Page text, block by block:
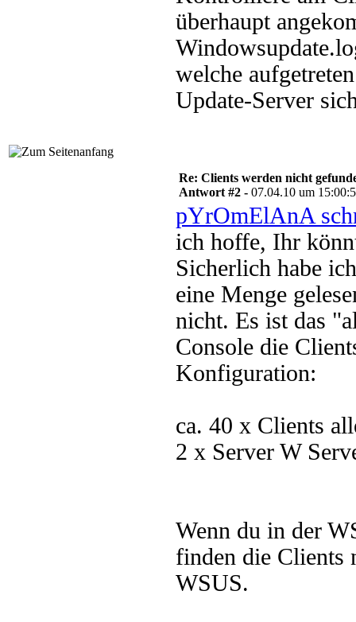
überhaupt
welche
Update-Server
Re: Clients werden nicht
Antwort #2 - 07.04.10 um
pYrOmElAnA
ich hoffe, Ihr
Sicherlich habe
eine Menge
nicht. Es ist das
Console die
Konfiguration:
ca. 40 x Clients
2 x Server W
Wenn du in der
finden die Clients
WSUS.